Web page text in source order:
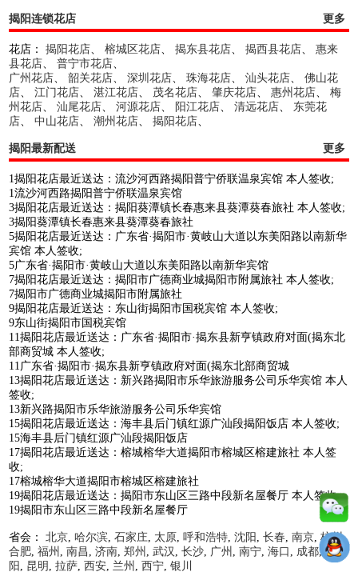
揭阳连锁花店 更多
花店：揭阳花店、榕城区花店、揭东县花店、揭西县花店、惠来
县花店、普宁市花店、
广州花店、韶关花店、深圳花店、珠海花店、汕头花店、佛山花
店、江门花店、湛江花店、 茂名花店、肇庆花店、惠州花店、梅
州花店、汕尾花店、河源花店、 阳江花店、清远花店、 东莞花
店、中山花店、潮州花店、揭阳花店、
揭阳最新配送 更多
1揭阳花店最近送达：流沙河西路揭阳普宁侨联温泉宾馆 本人签收;
1流沙河西路揭阳普宁侨联温泉宾馆
3揭阳花店最近送达：揭阳葵潭镇长春惠来县葵潭葵春旅社 本人签收;
3揭阳葵潭镇长春惠来县葵潭葵春旅社
5揭阳花店最近送达：广东省·揭阳市·黄岐山大道以东美阳路以南新华
宾馆 本人签收;
5广东省·揭阳市·黄岐山大道以东美阳路以南新华宾馆
7揭阳花店最近送达：揭阳市广德商业城揭阳市附属旅社 本人签收;
7揭阳市广德商业城揭阳市附属旅社
9揭阳花店最近送达：东山街揭阳市国税宾馆 本人签收;
9东山街揭阳市国税宾馆
11揭阳花店最近送达：广东省·揭阳市·揭东县新亨镇政府对面(揭东北
部商贸城 本人签收;
11广东省·揭阳市·揭东县新亨镇政府对面(揭东北部商贸城
13揭阳花店最近送达：新兴路揭阳市乐华旅游服务公司乐华宾馆 本人
签收;
13新兴路揭阳市乐华旅游服务公司乐华宾馆
15揭阳花店最近送达：海丰县后门镇红源广汕段揭阳饭店 本人签收;
15海丰县后门镇红源广汕段揭阳饭店
17揭阳花店最近送达：榕城榕华大道揭阳市榕城区榕建旅社 本人签
收;
17榕城榕华大道揭阳市榕城区榕建旅社
19揭阳花店最近送达：揭阳市东山区三路中段新名屋餐厅 本人签收;
19揭阳市东山区三路中段新名屋餐厅
省会：北京, 哈尔滨,石家庄, 太原,呼和浩特,沈阳 ,长春,南京,杭州,
合肥,福州 ,南昌 ,济南,郑州 ,武汉 ,长沙, 广州 ,南宁,海口 , 成都,贵
阳 , 昆明 ,拉萨,西安, 兰州 ,西宁,银川